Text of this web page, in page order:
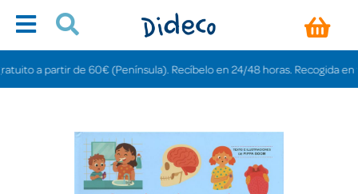
a partir de 60€ (Península). Recíbelo en 24/48 horas. Recogida en